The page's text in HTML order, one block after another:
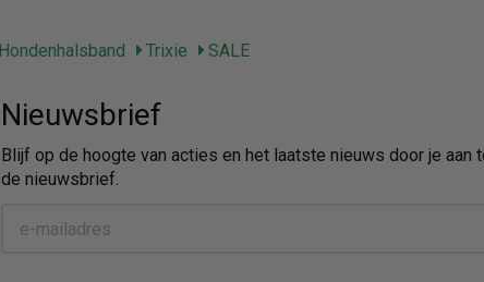
Hondenhalsband Trixie SALE
Nieuwsbrief
Blijf op de hoogte van acties en het laatste nieuws door je aan
de nieuwsbrief.